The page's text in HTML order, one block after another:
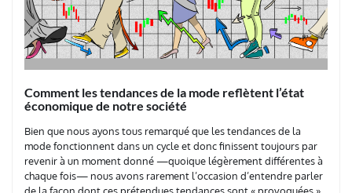
Comment les tendances de la mode reflètent l’état
économique de notre société
Bien que nous ayons tous remarqué que les tendances de la
mode fonctionnent dans un cycle et donc finissent toujours par
revenir à un moment donné —quoique légèrement différentes à
chaque fois— nous avons rarement l’occasion d’entendre parler